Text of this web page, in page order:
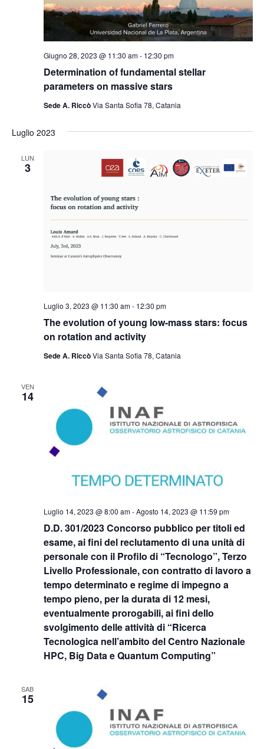
Determination of fundamental stellar
parameters on massive stars
Giugno 28, 2023 @ 11:30 am- 12:30 pm
Sede A. RiccòVia Santa Sofia 78, Catania
Luglio 2023
LUN
3
The evolution of young low-mass stars: focus
on rotation and activity
Luglio 3, 2023 @ 11:30 am- 12:30 pm
Sede A. RiccòVia Santa Sofia 78, Catania
VEN
14
D.D. 301/2023 Concorso pubblico per titoli ed
esame, ai fini del reclutamento di una unità di
personale con il Profilo di “Tecnologo”, Terzo
Livello Professionale, con contratto di lavoro a
tempo determinato e regime di impegno a
tempo pieno, per la durata di 12 mesi,
eventualmente prorogabili, ai fini dello
svolgimento delle attività di “Ricerca
Tecnologica nell’ambito del Centro Nazionale
HPC, Big Data e Quantum Computing”
Luglio 14, 2023 @ 8:00 am-Agosto 14, 2023 @ 11:59 pm
SAB
15